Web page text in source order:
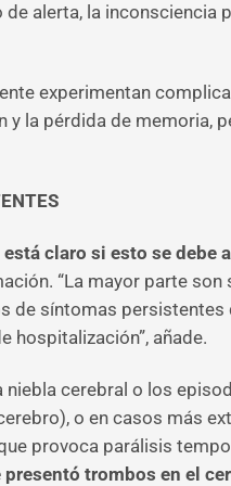
alerta, la
experimentan
la pérdida de memoria,
claro si esto se debe
“La mayor parte
de síntomas
hospitalización”, añade.
cerebral o los
o en casos más
provoca parálisis
trombos en el